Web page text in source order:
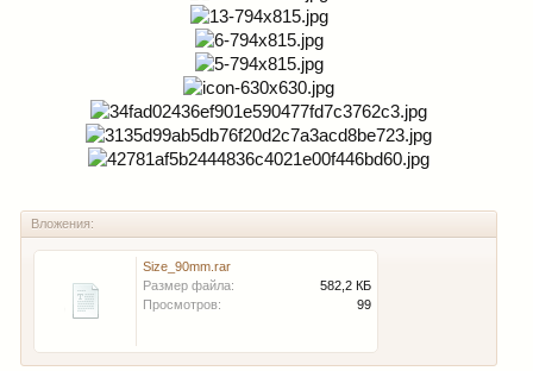
Вложения:
Size_90mm.rar
Размер файла:
582,2 КБ
Просмотров:
99